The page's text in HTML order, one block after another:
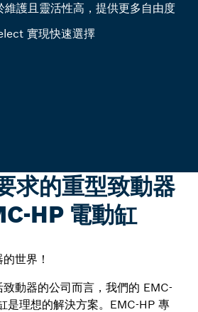
維護且靈活性高，提供更多自由度
實現快速選擇
求的重型致動器
HP 電動缸
世界！
動器的公司而言，我們的 EMC-
是理想的解決方案。EMC-HP 專